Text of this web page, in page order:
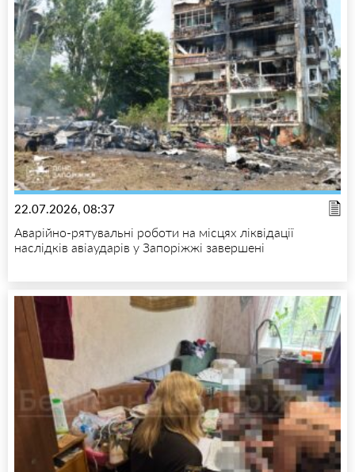
22.07.2026, 08:37
Аварійно-рятувальні роботи на місцях ліквідації
наслідків авіаударів у Запоріжжі завершені